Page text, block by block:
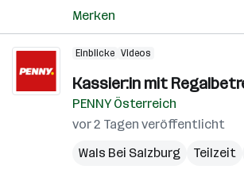
Merken
Einblicke Videos
Kassier:in mit
PENNY Österreich
vor 2 Tagen veröffentlicht
Wals Bei Salzburg
Teilzeit